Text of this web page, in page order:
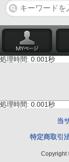
処理時間: 0.001秒
処理時間: 0.001秒
当
特定商取引
Copyright